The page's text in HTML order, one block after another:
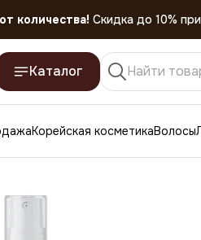
количества! Скидка до 10%
до 31.07.2026
Каталог
Корейская косметикаВолосы